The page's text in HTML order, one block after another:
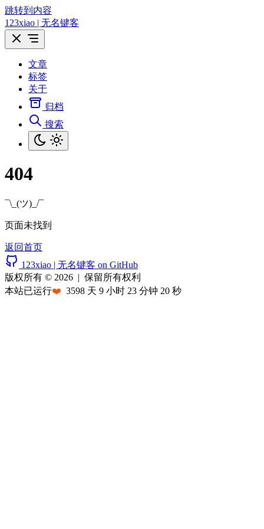
跳转到内容
123xiao | 无名键客
文章
标签
关于
归档
搜索
404
¯\_(ツ)_/¯
页面未找到
返回首页
123xiao | 无名键客 on GitHub
版权所有 © 2026 | 保留所有权利
本站已运行❤️ 3598 天 9 小时 23 分钟 20 秒